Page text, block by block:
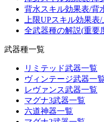
背水スキル効果表/背
上限UPスキル効果
全武器種の解説(重要
武器種一覧
リミテッド武器一覧
ヴィンテージ武器一
レヴァンス武器一覧
マグナ3武器一覧
六道神器一覧